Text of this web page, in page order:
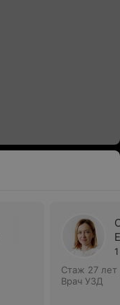
Стаж 27 лет
Врач УЗД